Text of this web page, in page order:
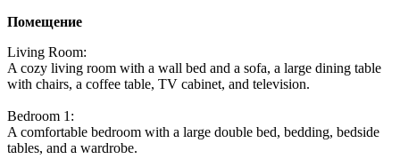
Помещение
Living Room:
A cozy living room with a wall bed and a sofa, a large dining table
with chairs, a coffee table, TV cabinet, and television.
Bedroom 1:
A comfortable bedroom with a large double bed, bedding, bedside
tables, and a wardrobe.